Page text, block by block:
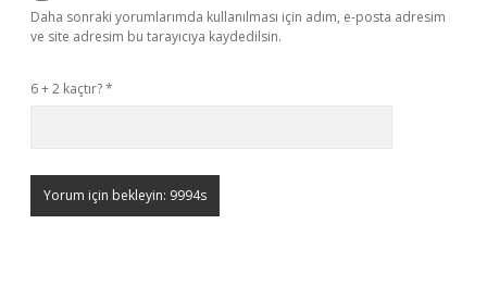
Daha sonraki yorumlarımda kullanılması için adım, e-posta adresim
ve site adresim bu tarayıcıya kaydedilsin.
6 + 2 kaçtır?*